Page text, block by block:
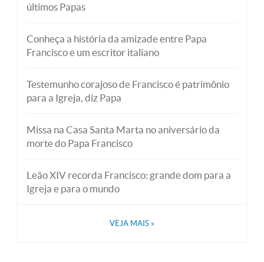
últimos Papas
Conheça a história da amizade entre Papa
Francisco e um escritor italiano
Testemunho corajoso de Francisco é patrimônio
para a Igreja, diz Papa
Missa na Casa Santa Marta no aniversário da
morte do Papa Francisco
Leão XIV recorda Francisco: grande dom para a
Igreja e para o mundo
VEJA MAIS »